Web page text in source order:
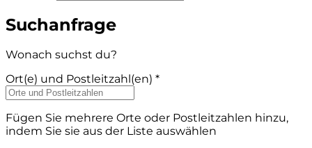
Suchanfrage
Wonach suchst du?
Ort(e) und Postleitzahl(en) *
Fügen Sie mehrere Orte oder Postleitzahlen hinzu,
indem Sie sie aus der Liste auswählen